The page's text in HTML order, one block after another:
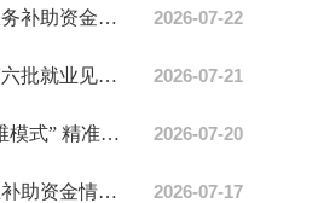
关于2026年就业创业服务补助资金的公示 2026-07-22
关于2026年人社系统第六批就业见习补贴情况的公示 2026-07-21
麟游县人社局创新“三维模式” 精准服务园区推动用工就... 2026-07-20
关于2026年第二批就业补助资金情况的公示 2026-07-17